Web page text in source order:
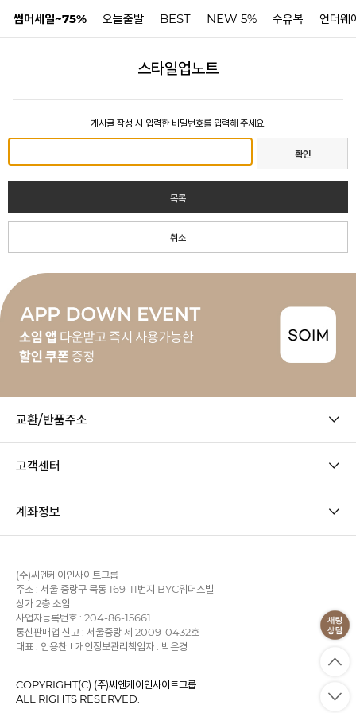
썸머세일~75% 오늘출발 BEST NEW 5% 수유복 언더웨
스타일업노트
게시글 작성 시 입력한 비밀번호를 입력해 주세요.
확인
목록
취소
교환/반품주소
고객센터
계좌정보
(주)씨엔케이인사이트그룹
주소 : 서울 중랑구 묵동 169-11번지 BYC위더스빌
상가 2층 소임
사업자등록번호 : 204-86-15661
통신판매업 신고 : 서울중랑 제 2009-0432호
대표 : 안용찬
개인정보관리책임자 : 박은경
COPYRIGHT(C) (주)씨엔케이인사이트그룹
ALL RIGHTS RESERVED.